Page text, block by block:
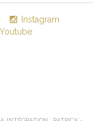
Instagram